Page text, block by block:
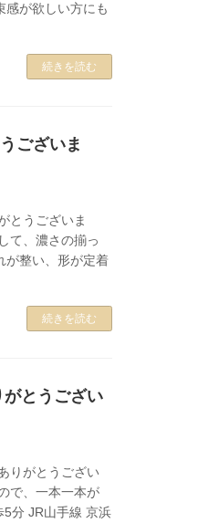
が欲しい方にも
続きを読む
ございま
とうございま
て、濃さの揃っ
整い、形が定着
続きを読む
とうござい
りがとうござい
で、一本一本が
分 JR山手線 京浜